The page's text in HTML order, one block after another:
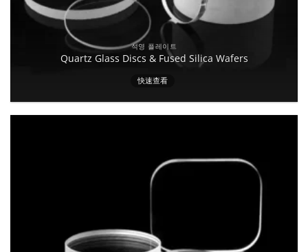
석영 플레이트
Quartz Glass Discs & Fused Silica Wafers
快速查看